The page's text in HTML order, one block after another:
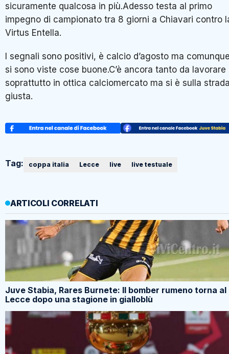
sicuramente qualcosa in più.Adesso testa al primo
impegno di campionato tra 8 giorni a Chiavari contro
Virtus Entella.
I segnali sono positivi, è calcio d’agosto ma
si sono viste cose buone.C’è ancora tanto da lavorare
soprattutto in ottica calciomercato ma si è sulla
giusta.
Tag: coppa italia Lecce live live testuale
ARTICOLI CORRELATI
Juve Stabia, Rares Burnete: Il bomber rumeno torna al
Lecce dopo una stagione in gialloblù